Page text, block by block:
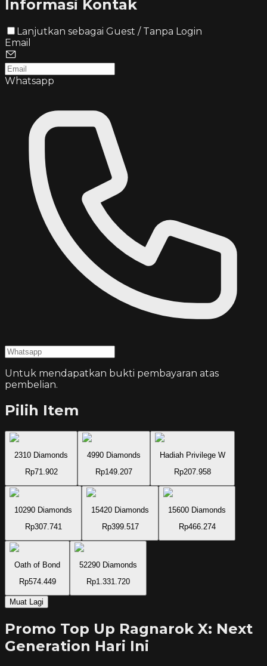
Informasi Kontak
Lanjutkan sebagai Guest / Tanpa Login
Email
Whatsapp
Untuk mendapatkan bukti pembayaran atas
pembelian.
Pilih Item
2310 Diamonds
Rp71.902
4990 Diamonds
Rp149.207
Hadiah Privilege W
Rp207.958
10290 Diamonds
Rp307.741
15420 Diamonds
Rp399.517
15600 Diamonds
Rp466.274
Oath of Bond
Rp574.449
52290 Diamonds
Rp1.331.720
Muat Lagi
Promo Top Up Ragnarok X: Next
Generation Hari Ini